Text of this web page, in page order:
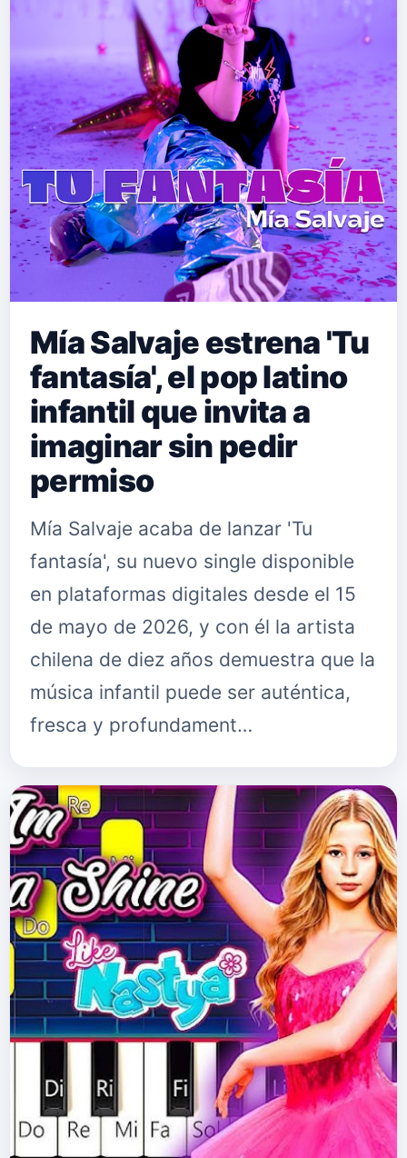
Mía Salvaje estrena 'Tu
fantasía', el pop latino
infantil que invita a
imaginar sin pedir
permiso
Mía Salvaje acaba de lanzar 'Tu
fantasía', su nuevo single disponible
en plataformas digitales desde el 15
de mayo de 2026, y con él la artista
chilena de diez años demuestra que la
música infantil puede ser auténtica,
fresca y profundament…